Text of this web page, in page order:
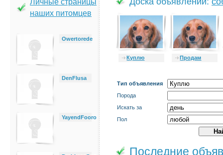
Личные страницы
наших питомцев
Owertorede
DenFlusa
YayendFooro
Куплю Продам
Тип объявления
Порода
Искать за
Пол
Последние